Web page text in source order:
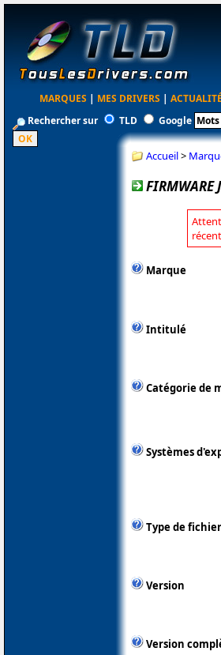
MARQUES | MES DRIVERS |
Rechercher sur
TLD Google
Accueil>
FIRMWARE
Marque
Intitulé
Catégorie de
Systèmes
Type de fichier
Version
Version